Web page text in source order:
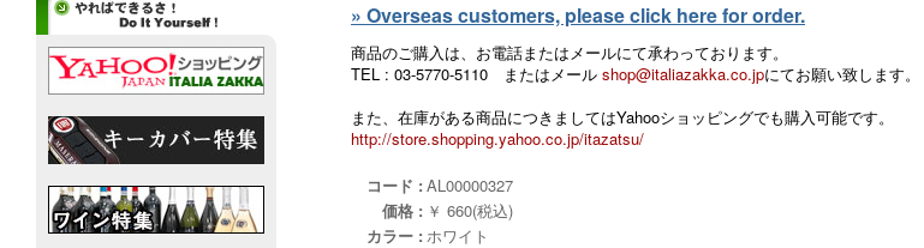
» Overseas customers, please click here for order.
商品のご購入は、お電話またはメールにて承わっております。
TEL : 03-5770-5110 またはメール shop@italiazakka.co.jpにてお願い致します。
また、在庫がある商品につきましてはYahooショッピングでも購入可能です。
http://store.shopping.yahoo.co.jp/itazatsu/
コード : AL00000327
価格 : ￥ 660(税込)
カラー : ホワイト